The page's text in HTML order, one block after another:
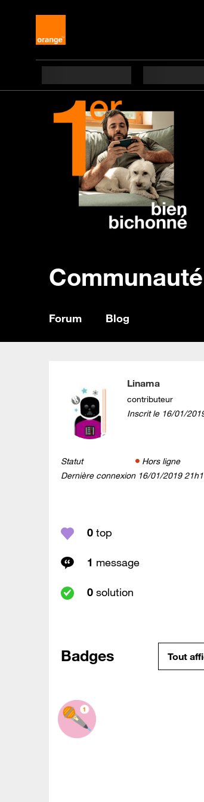
Communauté
Forum Blog
Linama
contributeur
Inscrit le ‎16/01/
Statut
Hors ligne
Dernière connexion ‎16/01/2019
0 top
1 message
0 solution
Badges Tout